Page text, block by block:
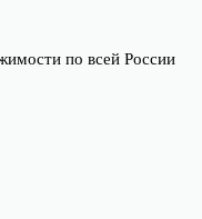
по всей России